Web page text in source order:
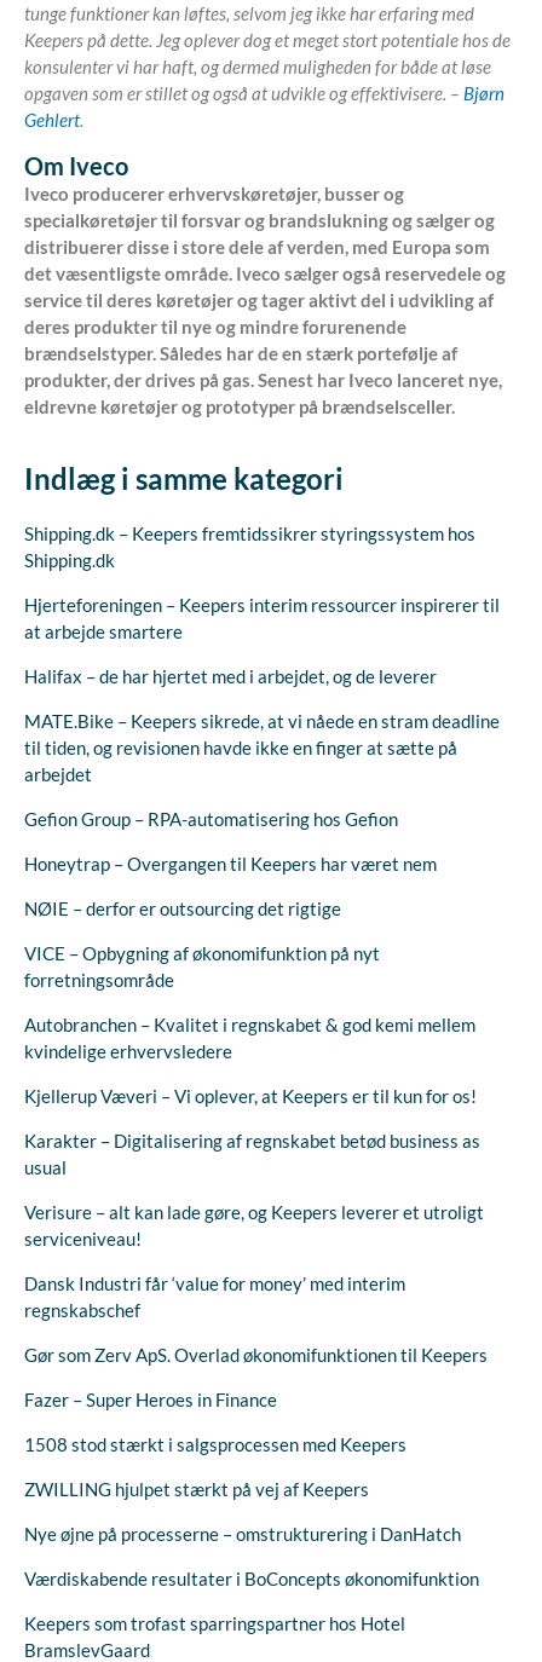
Indlæg i samme kategori
Shipping.dk – Keepers fremtidssikrer styringssystem hos
Shipping.dk
Hjerteforeningen – Keepers interim ressourcer inspirerer til
at arbejde smartere
Halifax – de har hjertet med i arbejdet, og de leverer
MATE.Bike – Keepers sikrede, at vi nåede en stram deadline
til tiden, og revisionen havde ikke en finger at sætte på
arbejdet
Gefion Group – RPA-automatisering hos Gefion
Honeytrap – Overgangen til Keepers har været nem
NØIE – derfor er outsourcing det rigtige
VICE – Opbygning af økonomifunktion på nyt
forretningsområde
Autobranchen – Kvalitet i regnskabet & god kemi mellem
kvindelige erhvervsledere
Kjellerup Væveri – Vi oplever, at Keepers er til kun for os!
Karakter – Digitalisering af regnskabet betød business as
usual
Verisure – alt kan lade gøre, og Keepers leverer et utroligt
serviceniveau!
Dansk Industri får ‘value for money’ med interim
regnskabschef
Gør som Zerv ApS. Overlad økonomifunktionen til Keepers
Fazer – Super Heroes in Finance
1508 stod stærkt i salgsprocessen med Keepers
ZWILLING hjulpet stærkt på vej af Keepers
Nye øjne på processerne – omstrukturering i DanHatch
Værdiskabende resultater i BoConcepts økonomifunktion
Keepers som trofast sparringspartner hos Hotel
BramslevGaard
tunge funktioner kan løftes, selvom jeg ikke har erfaring med
Keepers på dette. Jeg oplever dog et meget stort potentiale hos de
konsulenter vi har haft, og dermed muligheden for både at løse
opgaven som er stillet og også at udvikle og effektivisere. – Bjørn
Gehlert.
Om Iveco
Iveco producerer erhvervskøretøjer, busser og
specialkøretøjer til forsvar og brandslukning og sælger og
distribuerer disse i store dele af verden, med Europa som
det væsentligste område. Iveco sælger også reservedele og
service til deres køretøjer og tager aktivt del i udvikling af
deres produkter til nye og mindre forurenende
brændselstyper. Således har de en stærk portefølje af
produkter, der drives på gas. Senest har Iveco lanceret nye,
eldrevne køretøjer og prototyper på brændselsceller.